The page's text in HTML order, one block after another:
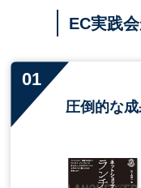
EC実践
圧倒的な